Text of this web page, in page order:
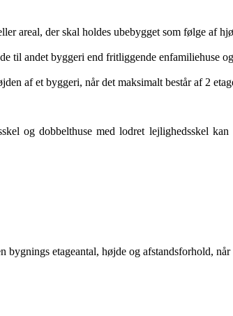
areal, der skal holdes ubebygget som følge af
til andet byggeri end fritliggende enfamiliehuse
af et byggeri, når det maksimalt består af 2
og dobbelthuse med lodret lejlighedsskel
etageantal, højde og afstandsforhold,